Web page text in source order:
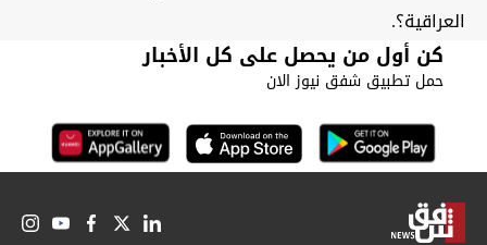
العراقية؟.
كن أول من يحصل على كل الأخبار
حمل تطبيق شفق نيوز الان